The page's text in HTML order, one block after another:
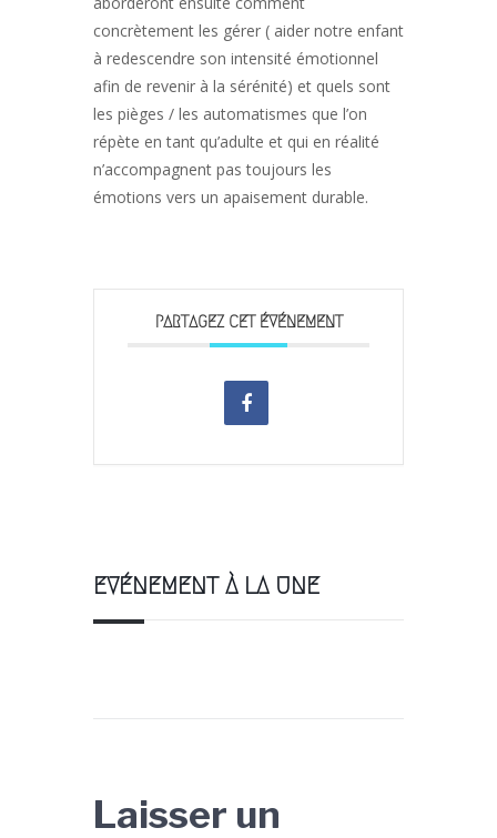
concrètement les gérer ( aider notre enfant
à redescendre son intensité émotionnel
afin de revenir à la sérénité) et quels sont
les pièges / les automatismes que l’on
répète en tant qu’adulte et qui en réalité
n’accompagnent pas toujours les
émotions vers un apaisement durable.
PARTAGEZ CET ÉVÉNEMENT
EVÉNEMENT À LA UNE
Laisser un